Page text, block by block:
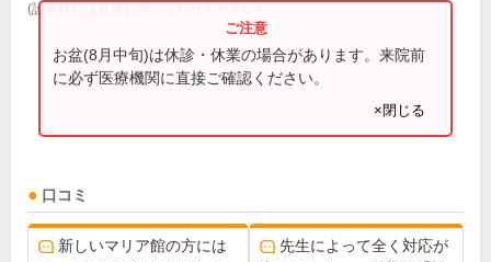
(診療時間は直接お問い合わせください)
お盆(8月中旬)は休診・休業の場合があります。来院前
に必ず医療機関に直接ご確認ください。
×閉じる
口コミ
新しいマリア館の方には
先生によって全く対応が